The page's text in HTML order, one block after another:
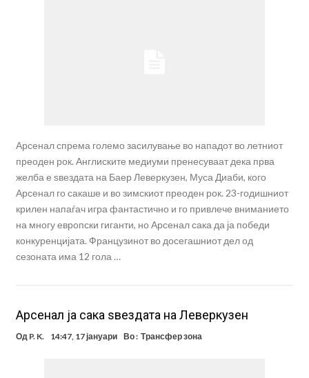
Арсенал спрема големо засилување во нападот во летниот
преоден рок. Англиските медиуми пренесуваат дека прва
желба е ѕвездата на Баер Леверкузен, Муса Диаби, кого
Арсенал го сакаше и во зимскиот преоден рок. 23-годишниот
крилен напаѓач игра фантастично и го привлече вниманието
на многу европски гиганти, но Арсенал сака да ја победи
конкуренцијата. Французинот во досегашниот дел од
сезоната има 12 гола …
Арсенал ја сака ѕвездата на Леверкузен
Од P. K. 14:47, 17 јануари Во : Трансфер зона